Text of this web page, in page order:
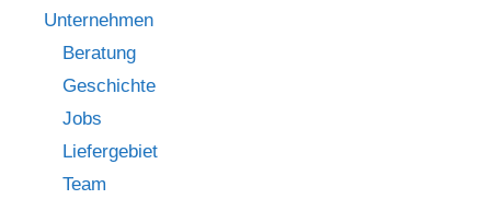
Unternehmen
Beratung
Geschichte
Jobs
Liefergebiet
Team